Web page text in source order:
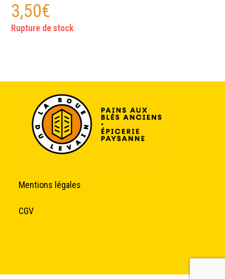
3,50€
Rupture de stock
Mentions légales
CGV